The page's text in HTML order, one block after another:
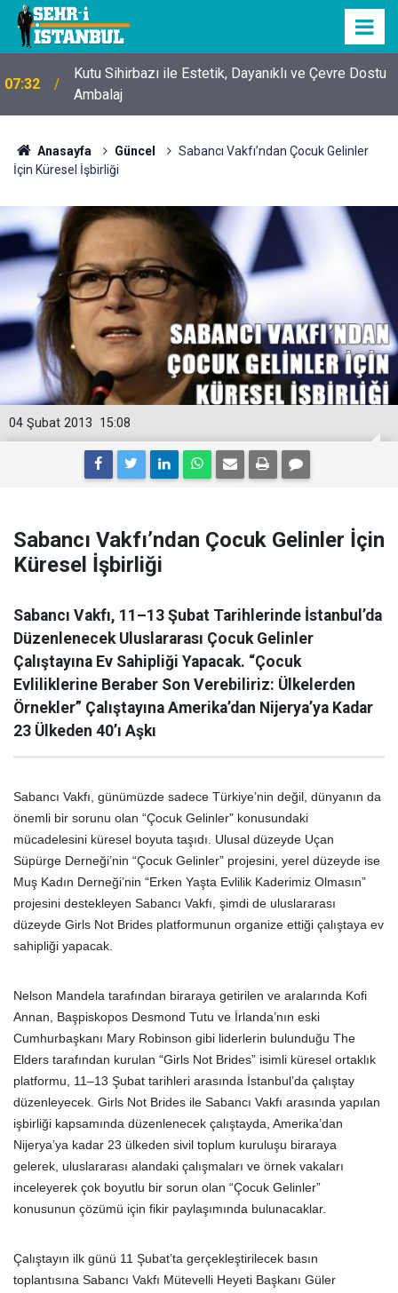
07:32
Kutu Sihirbazı ile Estetik, Dayanıklı ve Çevre Dostu
Ambalaj
Anasayfa Güncel
Sabancı Vakfı’ndan Çocuk Gelinler
İçin Küresel İşbirliği
15:08
04 Şubat 2013
Sabancı Vakfı’ndan Çocuk Gelinler İçin
Küresel İşbirliği
Sabancı Vakfı, 11–13 Şubat Tarihlerinde İstanbul’da
Düzenlenecek Uluslararası Çocuk Gelinler
Çalıştayına Ev Sahipliği Yapacak. “Çocuk
Evliliklerine Beraber Son Verebiliriz: Ülkelerden
Örnekler” Çalıştayına Amerika’dan Nijerya’ya Kadar
23 Ülkeden 40’ı Aşkı
Sabancı Vakfı, günümüzde sadece Türkiye’nin değil, dünyanın da
önemli bir sorunu olan “Çocuk Gelinler” konusundaki
mücadelesini küresel boyuta taşıdı. Ulusal düzeyde Uçan
Süpürge Derneği’nin “Çocuk Gelinler” projesini, yerel düzeyde ise
Muş Kadın Derneği’nin “Erken Yaşta Evlilik Kaderimiz Olmasın”
projesini destekleyen Sabancı Vakfı, şimdi de uluslararası
düzeyde Girls Not Brides platformunun organize ettiği çalıştaya ev
sahipliği yapacak.
Nelson Mandela tarafından biraraya getirilen ve aralarında Kofi
Annan, Başpiskopos Desmond Tutu ve İrlanda’nın eski
Cumhurbaşkanı Mary Robinson gibi liderlerin bulunduğu The
Elders tarafından kurulan “Girls Not Brides” isimli küresel ortaklık
platformu, 11–13 Şubat tarihleri arasında İstanbul’da çalıştay
düzenleyecek. Girls Not Brides ile Sabancı Vakfı arasında yapılan
işbirliği kapsamında düzenlenecek çalıştayda, Amerika’dan
Nijerya’ya kadar 23 ülkeden sivil toplum kuruluşu biraraya
gelerek, uluslararası alandaki çalışmaları ve örnek vakaları
inceleyerek çok boyutlu bir sorun olan “Çocuk Gelinler”
konusunun çözümü için fikir paylaşımında bulunacaklar.
Çalıştayın ilk günü 11 Şubat’ta gerçekleştirilecek basın
toplantısına Sabancı Vakfı Mütevelli Heyeti Başkanı Güler